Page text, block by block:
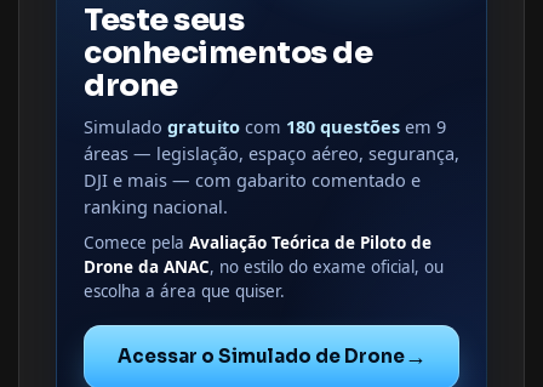
Teste seus
conhecimentos de
drone
Simulado gratuito com 180 questões em 9
áreas — legislação, espaço aéreo, segurança,
DJI e mais — com gabarito comentado e
ranking nacional.
Comece pela Avaliação Teórica de Piloto de
Drone da ANAC, no estilo do exame oficial, ou
escolha a área que quiser.
Acessar o Simulado de Drone→